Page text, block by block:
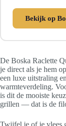
Bekijk op
De Boska Raclette
je direct als je hem
een luxe uitstraling
warmteverdeling.
is dit de mooiste
grillen — dat is de